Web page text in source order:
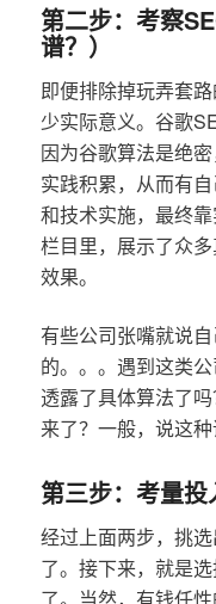
第二步：考察
谱？）
即便排除掉玩弄套
少实际意义。谷歌
因为谷歌算法是绝
实践积累，从而有
和技术实施，最终
栏目里，展示了众
效果。
有些公司张嘴就说
的。。。遇到这类
透露了具体算法了
来了？一般，说这
第三步：考量投
经过上面两步，挑
了。接下来，就是